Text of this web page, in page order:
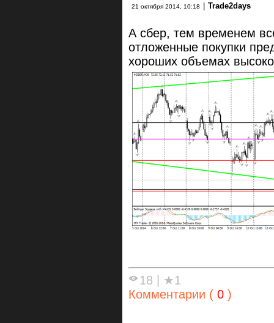
21 октября 2014, 10:18 | Trade2days
А сбер, тем временем
отложенные покупки
хороших объемах
18
★1
Комментарии ( 0 )